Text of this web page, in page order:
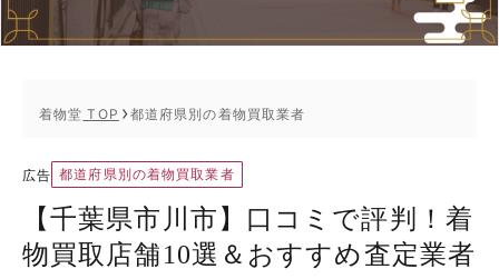
着物堂 TOP 都道府県別の着物買取業者
広告 都道府県別の着物買取業者
【千葉県市川市】口コミで評判！着
物買取店舗10選＆おすすめ査定業者